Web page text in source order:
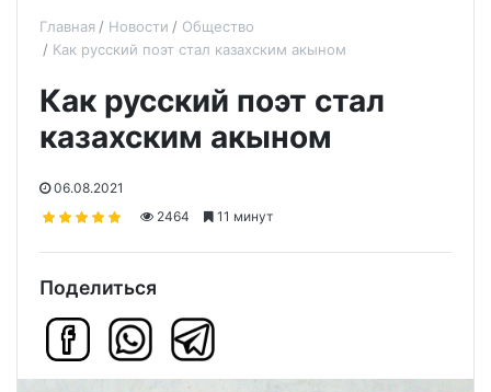
Главная Новости
Общество
Как русский поэт стал казахским акыном
Как русский поэт стал
казахским акыном
06.08.2021
2464
11 минут
Поделиться